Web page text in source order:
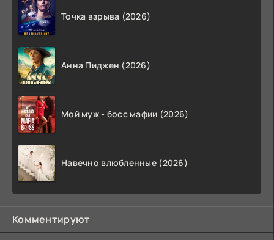
Точка взрыва (2026)
Анна Пиджен (2026)
Мой муж - босс мафии (2026)
Навечно влюбленные (2026)
Комментируют